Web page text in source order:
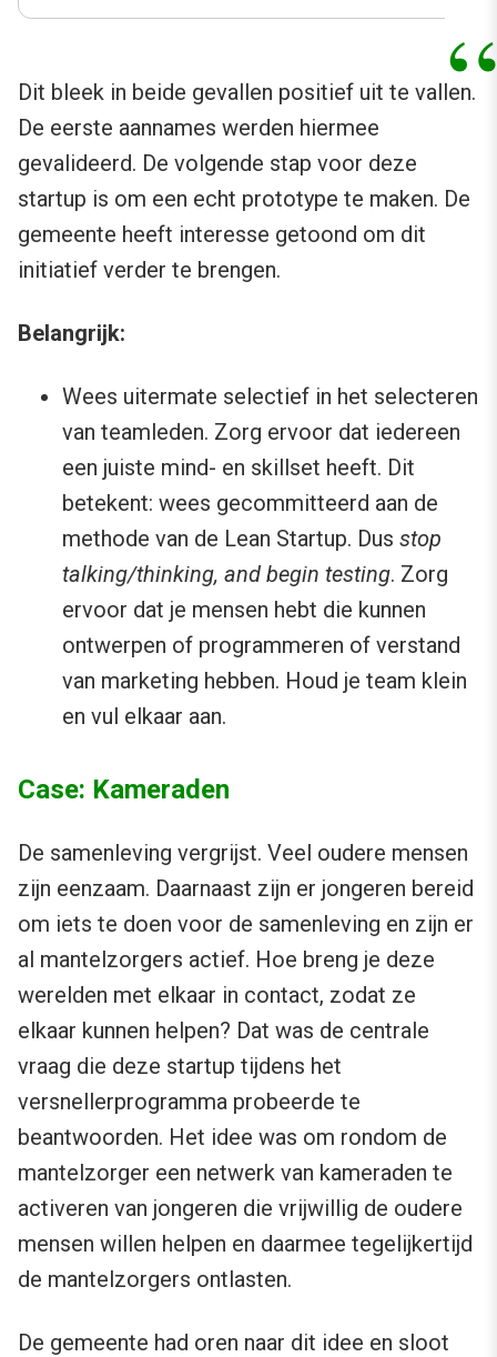
Dit bleek in beide gevallen positief uit te vallen.
De eerste aannames werden hiermee
gevalideerd. De volgende stap voor deze
startup is om een echt prototype te maken. De
gemeente heeft interesse getoond om dit
initiatief verder te brengen.
Belangrijk:
Wees uitermate selectief in het selecteren
van teamleden. Zorg ervoor dat iedereen
een juiste mind- en skillset heeft. Dit
betekent: wees gecommitteerd aan de
methode van de Lean Startup. Dus stop
talking/thinking, and begin testing. Zorg
ervoor dat je mensen hebt die kunnen
ontwerpen of programmeren of verstand
van marketing hebben. Houd je team klein
en vul elkaar aan.
Case: Kameraden
De samenleving vergrijst. Veel oudere mensen
zijn eenzaam. Daarnaast zijn er jongeren bereid
om iets te doen voor de samenleving en zijn er
al mantelzorgers actief. Hoe breng je deze
werelden met elkaar in contact, zodat ze
elkaar kunnen helpen? Dat was de centrale
vraag die deze startup tijdens het
versnellerprogramma probeerde te
beantwoorden. Het idee was om rondom de
mantelzorger een netwerk van kameraden te
activeren van jongeren die vrijwillig de oudere
mensen willen helpen en daarmee tegelijkertijd
de mantelzorgers ontlasten.
De gemeente had oren naar dit idee en sloot